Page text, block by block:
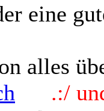
eine
alles
.:/